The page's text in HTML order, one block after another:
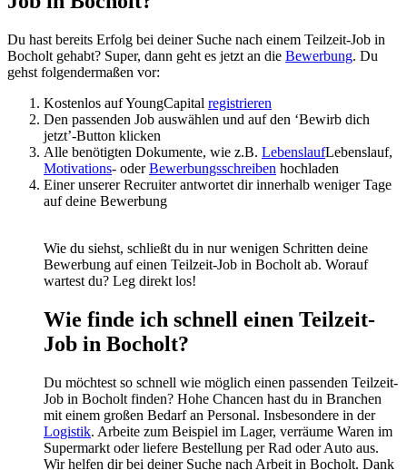
Du hast bereits Erfolg bei deiner Suche nach einem Teilzeit-Job in
Bocholt gehabt? Super, dann geht es jetzt an die Bewerbung. Du
gehst folgendermaßen vor:
Kostenlos auf YoungCapital registrieren
Den passenden Job auswählen und auf den ‘Bewirb dich
jetzt’-Button klicken
Alle benötigten Dokumente, wie z.B. LebenslaufLebenslauf,
Motivations- oderBewerbungsschreiben hochladen
Einer unserer Recruiter antwortet dir innerhalb weniger Tage
auf deine Bewerbung
Wie du siehst, schließt du in nur wenigen Schritten deine
Bewerbung auf einen Teilzeit-Job in Bocholt ab. Worauf
wartest du? Leg direkt los!
Wie finde ich schnell einen Teilzeit-
Job in Bocholt?
Du möchtest so schnell wie möglich einen passenden Teilzeit-
Job in Bocholt finden? Hohe Chancen hast du in Branchen
mit einem großen Bedarf an Personal. Insbesondere in der
Logistik. Arbeite zum Beispiel im Lager, verräume Waren im
Supermarkt oder liefere Bestellung per Rad oder Auto aus.
Wir helfen dir bei deiner Suche nach Arbeit in Bocholt. Dank